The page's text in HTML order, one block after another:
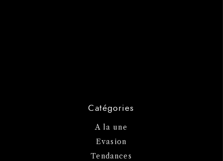
Catégories
A la une
Evasion
Tendances